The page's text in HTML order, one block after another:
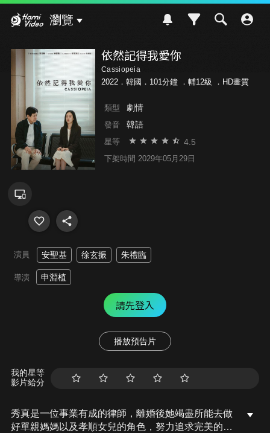
瀏覽
依然記得我愛你
Cassiopeia
2022．韓國．101分鐘 ． 輔12級 ．HD畫質
類型 劇情
發音 韓語
星等 4.5
下架時間 2029年05月29日
演員 安聖基 徐玄振 朱禮臨
導演 申淵植
請先登入
播放預告片
我的星等
影片給分
秀真是一位事業有成的律師，離婚後她竭盡所能去做
好單親媽媽以及孝順女兒的角色，努力追求完美的生